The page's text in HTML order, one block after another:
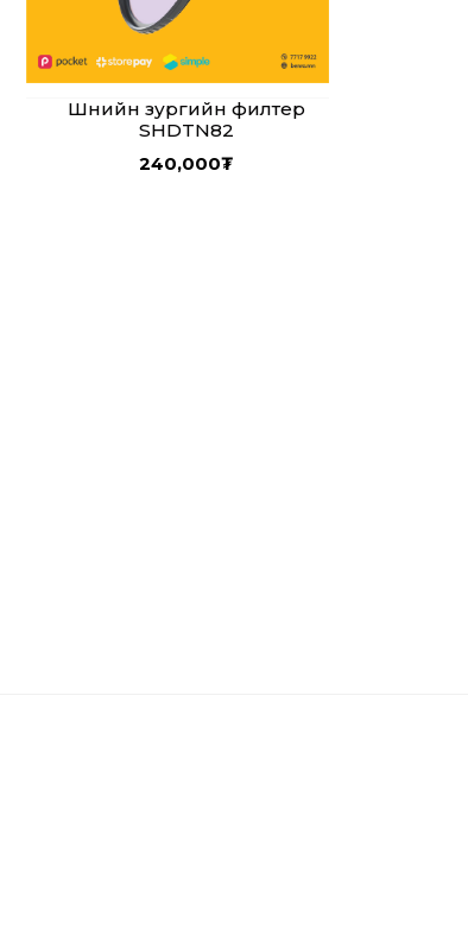
Шөнийн зургийн филтер
SHDTN82
240,000₮